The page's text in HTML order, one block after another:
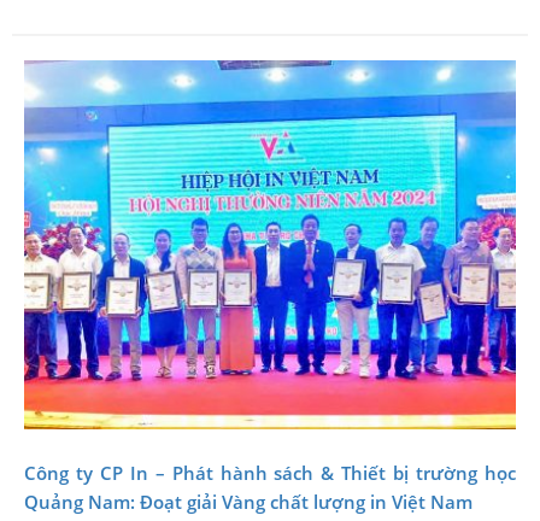
Công ty CP In – Phát hành sách & Thiết bị trường học
Quảng Nam: Đoạt giải Vàng chất lượng in Việt Nam